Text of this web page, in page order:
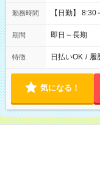
勤務時間 【日勤】
期間 即日～長期
特徴 日払いOK / 履
気になる！